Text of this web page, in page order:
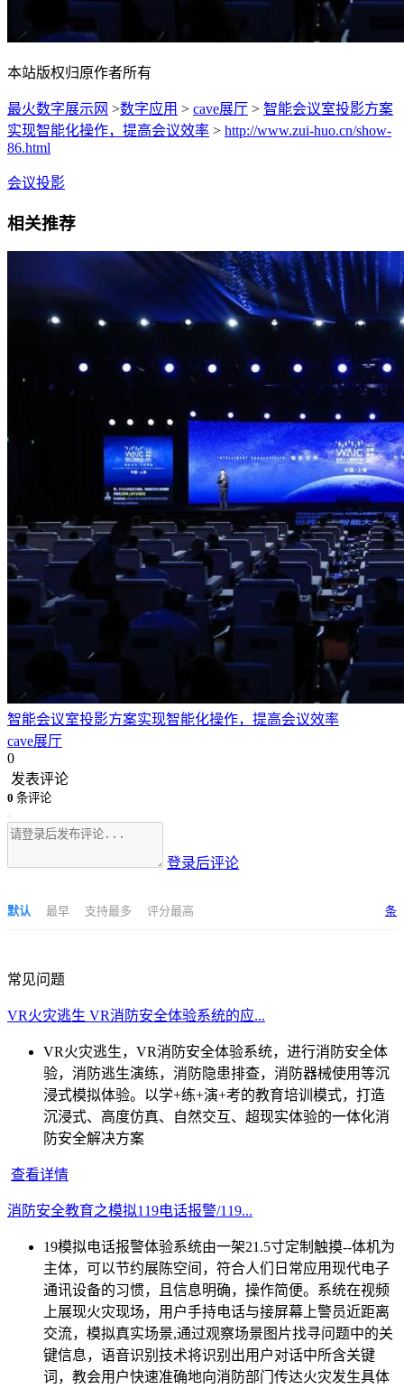
本站版权归原作者所有
最火数字展示网 >数字应用 > cave展厅 > 智能会议室投影方案
实现智能化操作，提高会议效率 > http://www.zui-huo.cn/show-
86.html
会议投影
相关推荐
智能会议室投影方案实现智能化操作，提高会议效率
cave展厅
0
发表评论
0 条评论
登录后评论
默认 最早 支持最多 评分最高 条
常见问题
VR火灾逃生 VR消防安全体验系统的应...
VR火灾逃生，VR消防安全体验系统，进行消防安全体
验，消防逃生演练，消防隐患排查，消防器械使用等沉
浸式模拟体验。以学+练+演+考的教育培训模式，打造
沉浸式、高度仿真、自然交互、超现实体验的一体化消
防安全解决方案
查看详情
消防安全教育之模拟119电话报警/119...
19模拟电话报警体验系统由一架21.5寸定制触摸--体机为
主体，可以节约展陈空间，符合人们日常应用现代电子
通讯设备的习惯，且信息明确，操作简便。系统在视频
上展现火灾现场，用户手持电话与接屏幕上警员近距离
交流，模拟真实场景,通过观察场景图片找寻问题中的关
键信息，语音识别技术将识别出用户对话中所含关键
词，教会用户快速准确地向消防部门传达火灾发生具体